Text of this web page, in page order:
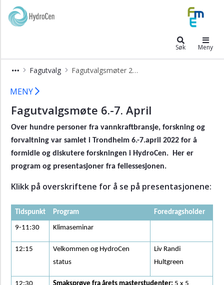
Søk Meny
Fagutvalg Fagutvalgsmøter 2022
Fagutvalgsmøter 2022
×
HydroCen
Organisering
Styret
Fagutvalg
Fagutvalgsmøter
2024
Fagutvalgsmøter
2023
Fagutvalgsmøter
2022
Klimaseminar
2022
2021
Arrangementer
MENY
Fagutvalgsmøte 6.-7. April
Over hundre personer fra vannkraftbransje, forskning og
forvaltning var samlet i Trondheim 6.-7.april 2022 for å
formidle og diskutere forskningen i HydroCen. Her er
program og presentasjoner fra fellessesjonen.
Klikk på overskriftene for å se på presentasjonene:
Tidspunkt Program Foredragsholder
9-11:30 Klimaseminar
12:15
Velkommen og HydroCen
status
Liv Randi
Hultgreen